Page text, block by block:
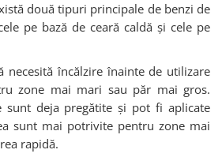
două tipuri principale de benzi de
pe bază de ceară caldă și cele pe
necesită încălzire înainte de utilizare
zone mai mari sau păr mai gros.
sunt deja pregătite și pot fi aplicate
sunt mai potrivite pentru zone mai
rapidă.